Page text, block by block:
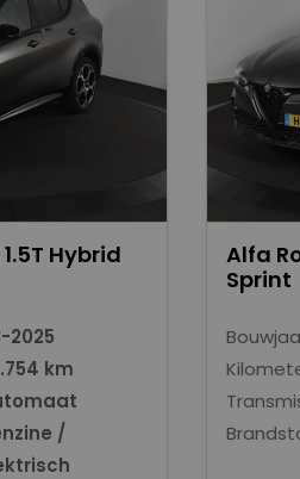
Hybrid
2025
km
/
Alfa
Sprint